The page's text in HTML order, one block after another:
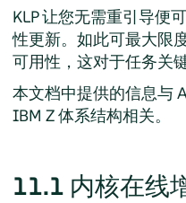
KLP 让您无需重引导便
性更新。如此可最大限
可用性，这对于任务关
本文档中提供的信息与
IBM Z 体系结构相关。
11.1 内核在线